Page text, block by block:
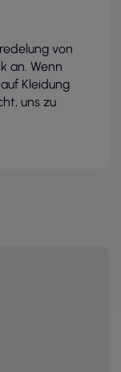
von
an. Wenn
Kleidung
uns zu